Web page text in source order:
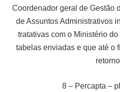
Coordenador geral de Gestão
de Assuntos Administrativos
tratativas com o Ministério
tabelas enviadas e que até o
8 – Percapta –